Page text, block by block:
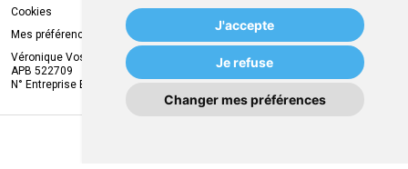
J'accepte
Je refuse
Changer mes préférences
Cookies
Mes préférences Cookies
Véronique Vos
APB 522709
N° Entreprise BE0749.944.612